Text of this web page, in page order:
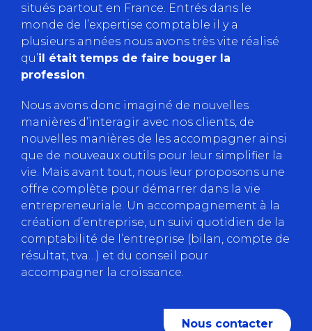
situés partout en France. Entrés dans le
monde de l’expertise comptable il y a
plusieurs années nous avons très vite réalisé
qu’il était temps de faire bouger la
profession
Nous avons donc imaginé de nouvelles
manières d’interagir avec nos clients, de
nouvelles manières de les accompagner ainsi
que de nouveaux outils pour leur simplifier la
vie. Mais avant tout, nous leur proposons une
offre complète pour démarrer dans la vie
entrepreneuriale. Un accompagnement à la
création d’entreprise, un suivi quotidien de la
comptabilité de l’entreprise (bilan, compte de
résultat, tva…) et du conseil pour
accompagner la croissance.
Nous contacter